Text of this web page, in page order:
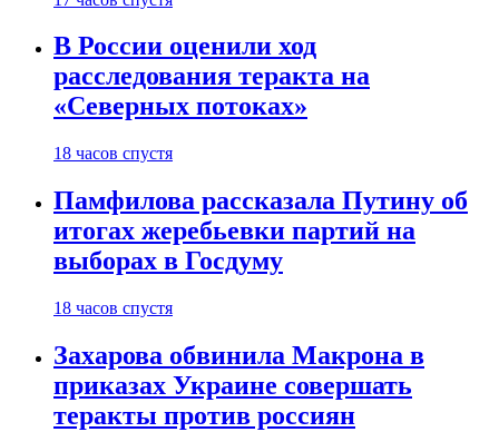
В России оценили ход
расследования теракта на
«Северных потоках»
18 часов спустя
Памфилова рассказала Путину об
итогах жеребьевки партий на
выборах в Госдуму
18 часов спустя
Захарова обвинила Макрона в
приказах Украине совершать
теракты против россиян